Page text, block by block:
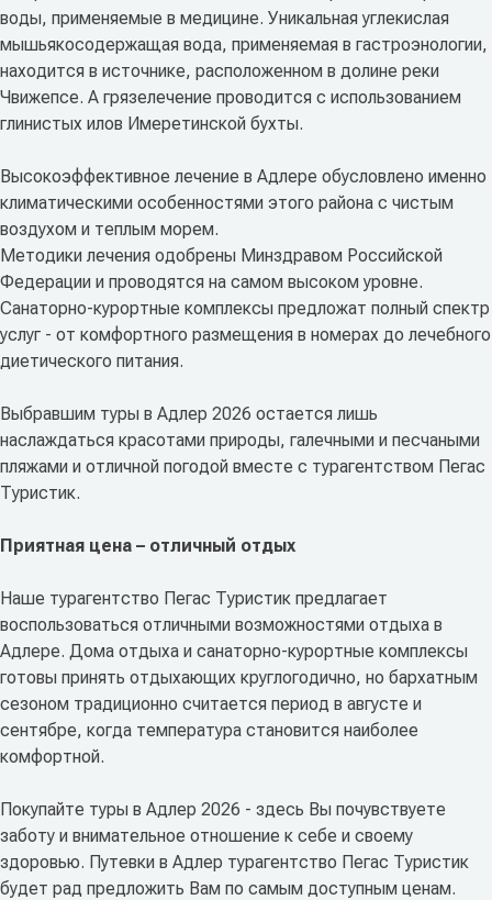
воды, применяемые в медицине. Уникальная углекислая
мышьякосодержащая вода, применяемая в гастроэнологии,
находится в источнике, расположенном в долине реки
Чвижепсе. А грязелечение проводится с использованием
глинистых илов Имеретинской бухты.
Высокоэффективное лечение в Адлере обусловлено именно
климатическими особенностями этого района с чистым
воздухом и теплым морем.
Методики лечения одобрены Минздравом Российской
Федерации и проводятся на самом высоком уровне.
Санаторно-курортные комплексы предложат полный спектр
услуг - от комфортного размещения в номерах до лечебного
диетического питания.
Выбравшим туры в Адлер 2026 остается лишь
наслаждаться красотами природы, галечными и песчаными
пляжами и отличной погодой вместе с турагентством Пегас
Туристик.
Приятная цена – отличный отдых
Наше турагентство Пегас Туристик предлагает
воспользоваться отличными возможностями отдыха в
Адлере. Дома отдыха и санаторно-курортные комплексы
готовы принять отдыхающих круглогодично, но бархатным
сезоном традиционно считается период в августе и
сентябре, когда температура становится наиболее
комфортной.
Покупайте туры в Адлер 2026 - здесь Вы почувствуете
заботу и внимательное отношение к себе и своему
здоровью. Путевки в Адлер турагентство Пегас Туристик
будет рад предложить Вам по самым доступным ценам.